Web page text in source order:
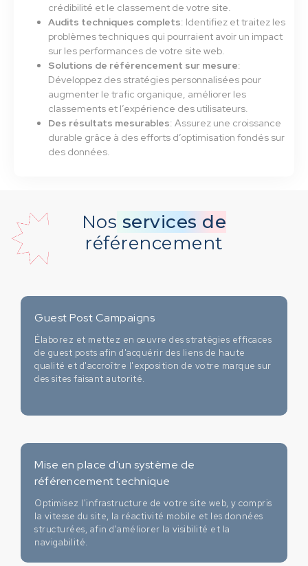
crédibilité et le classement de votre site.
Audits techniques complets: Identifiez et traitez les
problèmes techniques qui pourraient avoir un impact
sur les performances de votre site web.
Solutions de référencement sur mesure:
Développez des stratégies personnalisées pour
augmenter le trafic organique, améliorer les
classements et l’expérience des utilisateurs.
Des résultats mesurables: Assurez une croissance
durable grâce à des efforts d’optimisation fondés sur
des données.
Nos services de
référencement
Guest Post Campaigns
Élaborez et mettez en œuvre des stratégies efficaces
de guest posts afin d'acquérir des liens de haute
qualité et d'accroître l'exposition de votre marque sur
des sites faisant autorité.
Mise en place d'un système de
référencement technique
Optimisez l'infrastructure de votre site web, y compris
la vitesse du site, la réactivité mobile et les données
structurées, afin d'améliorer la visibilité et la
navigabilité.